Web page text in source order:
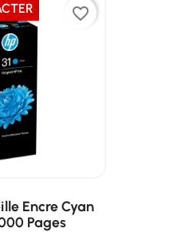
favorite_border
Encre Cyan
Pages